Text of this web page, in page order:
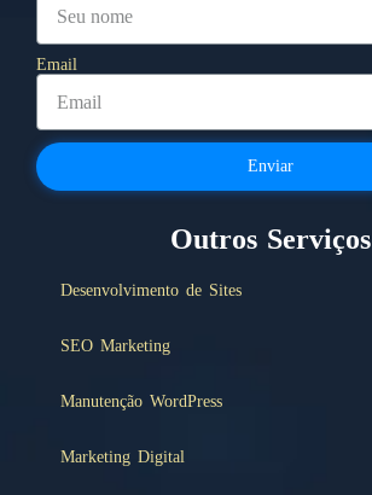
Email
Enviar
Outros Serviços
Desenvolvimento de Sites
SEO Marketing
Manutenção WordPress
Marketing Digital